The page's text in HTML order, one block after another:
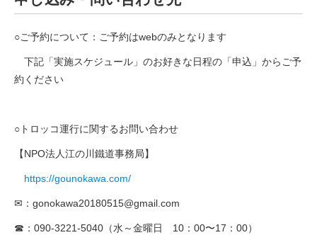
○ご予約について：ご予約はwebのみとなります
下記「実施スケジュール」のお好きな日程の「申込」からご予
約ください
○トロッコ運行に関するお問い合わせ
【NPO法人江の川鐵道事務局】
https://gounokawa.com/
✉ ： gonokawa20180515@gmail.com
☎：090-3221-5040（水～金曜日 10：00〜17：00）